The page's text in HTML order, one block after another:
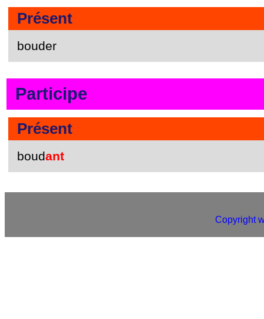
Présent
bouder
Participe
Présent
boudant
Copyright